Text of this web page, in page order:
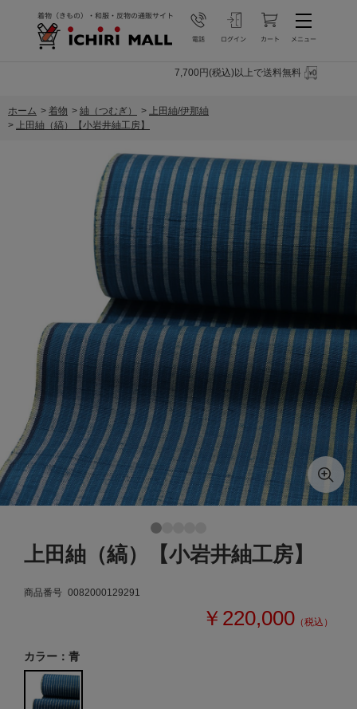
7,700円(税込)以上で送料無料
ホーム > 着物 > 紬（つむぎ） >
上田紬/伊那紬
>
上田紬（縞）【小岩井紬工房】
上田紬（縞）【小岩井紬工房】
商品番号 0082000129291
￥220,000 （税込）
カラー：青